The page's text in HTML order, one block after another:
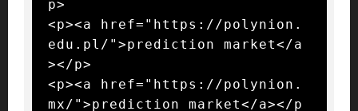
p>
<p><a href="https://polynion.
edu.pl/">prediction market</a
></p>
<p><a href="https://polynion.
mx/">prediction market</a></p